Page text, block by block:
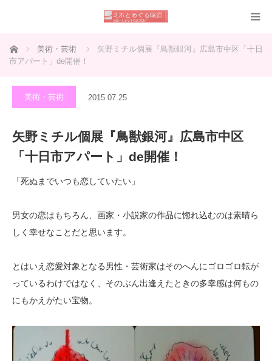
ホーム 美術・芸術
矢野ミチル個展『鳥獣銀河』広島市中区「十日
市アパート」de開催！
美術・芸術 2015.07.25
矢野ミチル個展『鳥獣銀河』広島市中区
「十日市アパート」de開催！
「死ぬまでいつも恋していたい」
男女の恋はもちろん、画家・小説家の作品に惚れ込むのは素晴ら
しく幸せなことだと思います。
とはいえ恋愛対象となる男性・芸術家はそのへんにゴロゴロ転が
っているわけではなく、そのぶん出逢えたときの多幸感は何もの
にもかえがたい宝物。